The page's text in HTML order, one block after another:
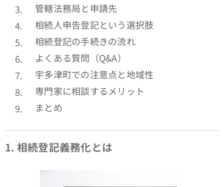
管轄法務局と申請先
相続人申告登記という選択肢
相続登記の手続きの流れ
よくある質問（Q&A）
宇多津町での注意点と地域性
専門家に相談するメリット
まとめ
1. 相続登記義務化とは